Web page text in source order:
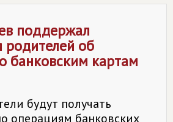
поддержал
родителей об
банковским картам
будут получать
операциям банковских